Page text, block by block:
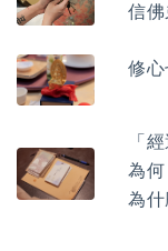
信佛
修
「
為何
為什